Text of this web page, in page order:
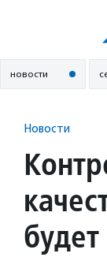
новости
Новости